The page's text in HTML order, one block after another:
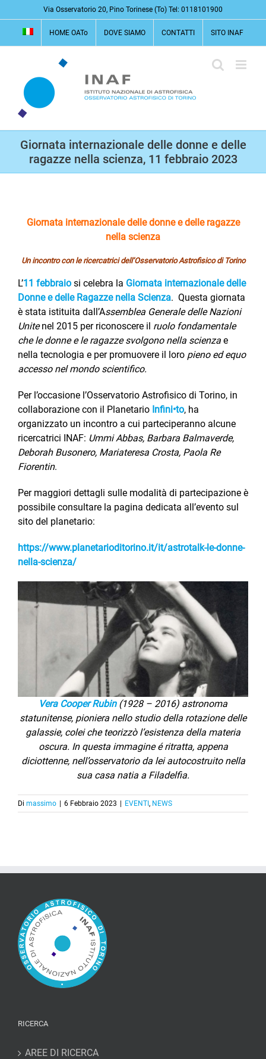
al
contenuto
Via Osservatorio 20, Pino Torinese (To) Tel: 0118101900
HOME OATo DOVE SIAMO CONTATTI SITO INAF
Giornata internazionale delle donne e delle
ragazze nella scienza, 11 febbraio 2023
Giornata internazionale delle donne e delle ragazze
nella scienza
Un incontro con le ricercatrici dell’Osservatorio Astrofisico di Torino
L’11 febbraio si celebra la Giornata internazionale delle
Donne e delle Ragazze nella Scienza. Questa giornata
è stata istituita dall’Assemblea Generale delle Nazioni
Unitenel 2015 per riconoscere il ruolo fondamentale
che le donne e le ragazze svolgono nella scienza e
nella tecnologia e per promuovere il loro pieno ed equo
accesso nel mondo scientifico.
Per l’occasione l’Osservatorio Astrofisico di Torino, in
collaborazione con il Planetario Infini•to, ha
organizzato un incontro a cui parteciperanno alcune
ricercatrici INAF: Ummi Abbas, Barbara Balmaverde,
Deborah Busonero, Mariateresa Crosta, Paola Re
Fiorentin.
Per maggiori dettagli sulle modalità di partecipazione è
possibile consultare la pagina dedicata all’evento sul
sito del planetario:
https://www.planetarioditorino.it/it/astrotalk-le-donne-
nella-scienza/
Vera Cooper Rubin(1928 – 2016) astronoma
statunitense, pioniera nello studio della rotazione delle
galassie, colei che teorizzò l’esistenza della materia
oscura. In questa immagine é ritratta, appena
diciottenne, nell’osservatorio da lei autocostruito nella
sua casa natia a Filadelfia.
Di massimo 6 Febbraio 2023 EVENTI , NEWS
RICERCA
AREE DI RICERCA